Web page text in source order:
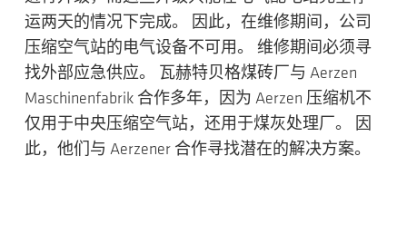
运两天的情况下完成。 因此，在维修期间，公司
压缩空气站的电气设备不可用。 维修期间必须寻
找外部应急供应。 瓦赫特贝格煤砖厂与 Aerzen
Maschinenfabrik 合作多年，因为 Aerzen 压缩机不
仅用于中央压缩空气站，还用于煤灰处理厂。 因
此，他们与 Aerzener 合作寻找潜在的解决方案。